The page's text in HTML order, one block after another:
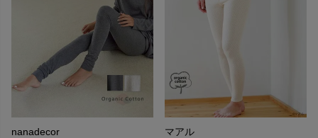
nanadecor
マアル